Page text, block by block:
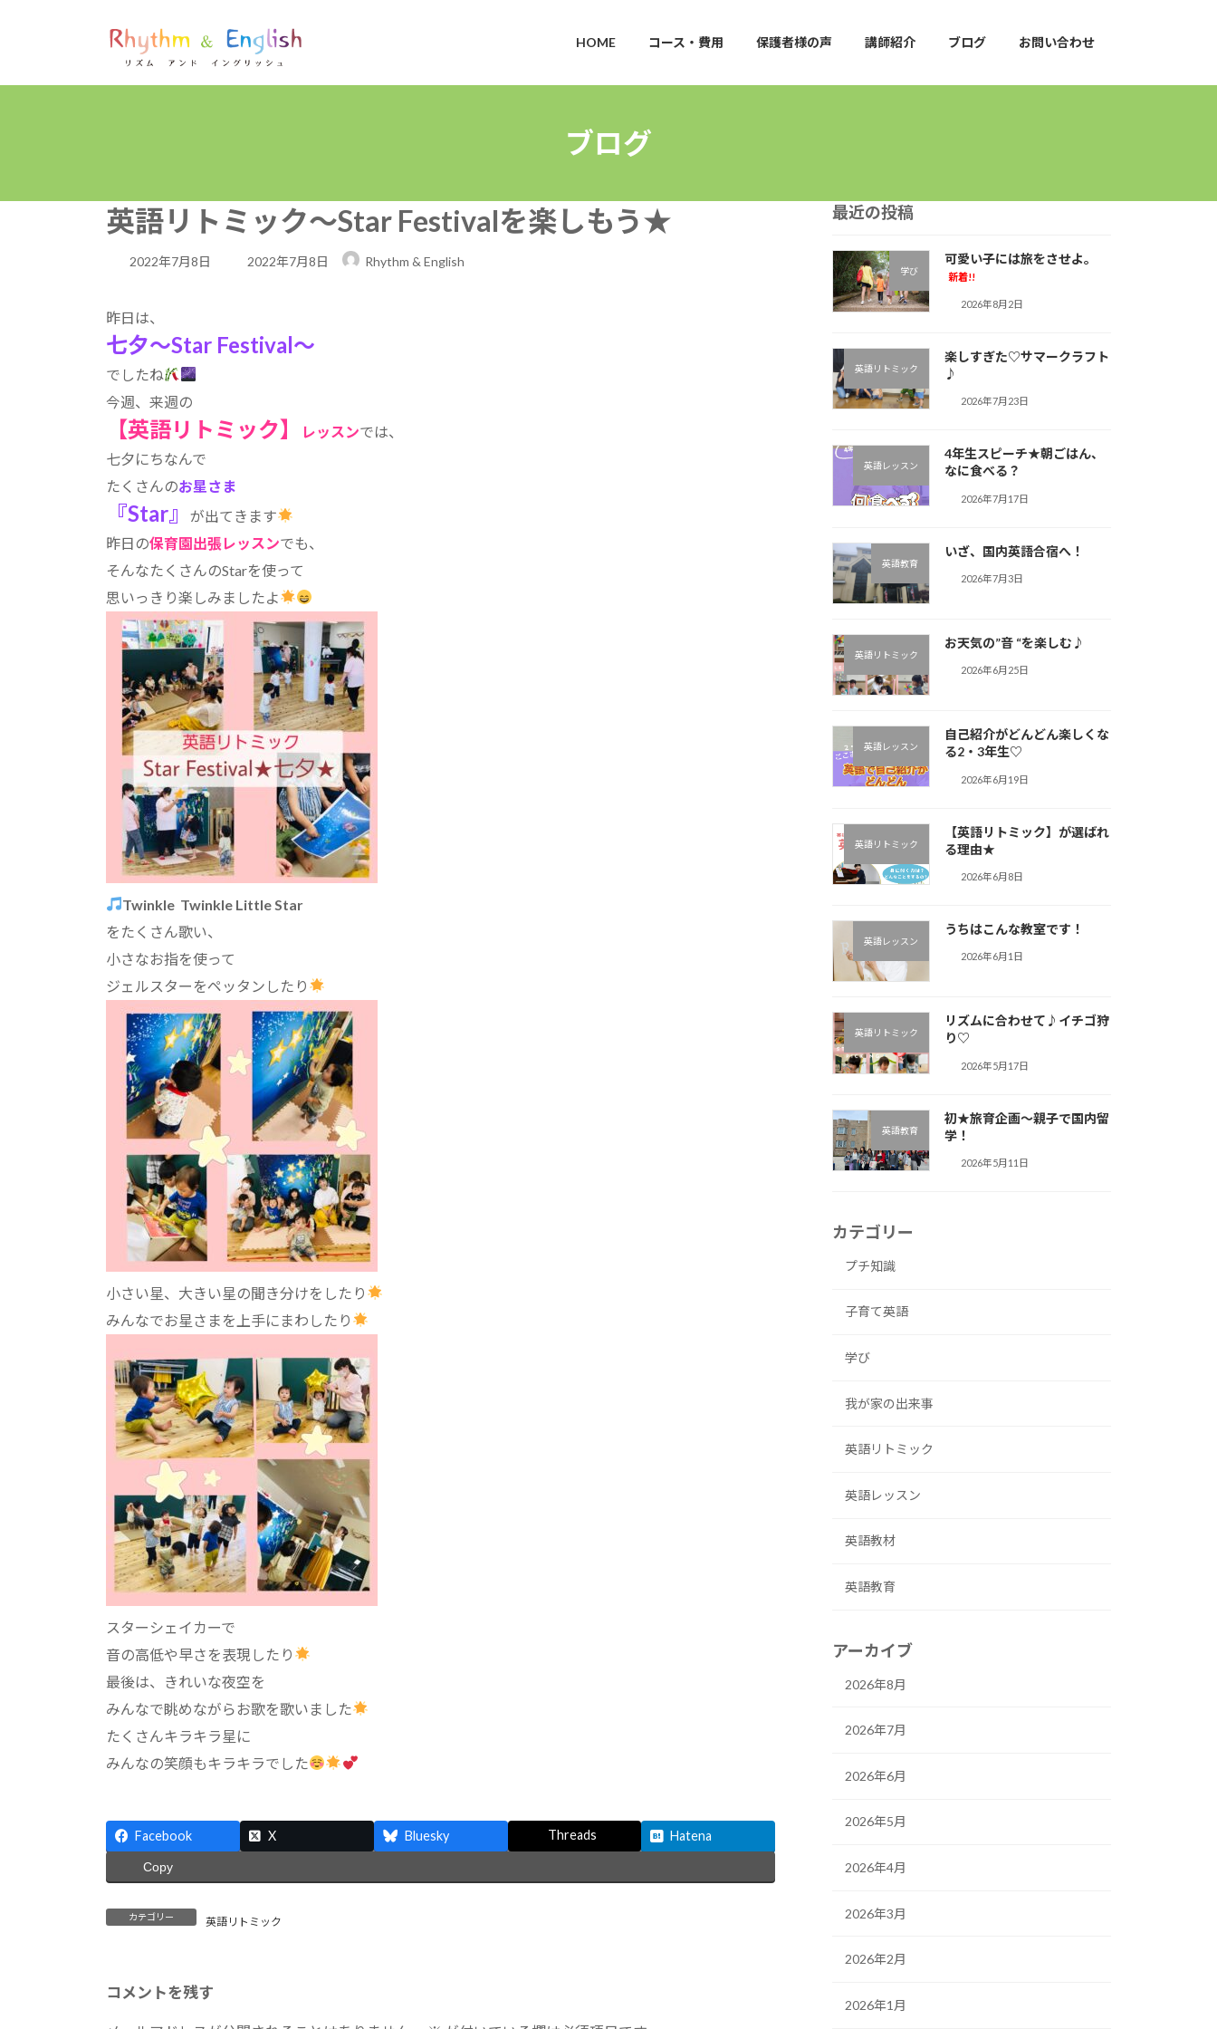
プ
動
HOME コース・費用 保護者様の声 講師紹介 ブログ お問い合わせ
ブログ
英語リトミック～Star Festivalを楽しもう★
2022年7月8日
最
新
:
2022年7月8日 Rhythm & English
昨日は、
七夕～Star Festival～
でしたね
今週、来週の
【英語リトミック】 レッスンでは、
七夕にちなんで
たくさんのお星さま
『Star』
が出てきます
昨日の保育園出張レッスンでも、
そんなたくさんのStarを使って
思いっきり楽しみましたよ
Twinkle Twinkle Little Star
をたくさん歌い、
小さなお指を使って
ジェルスターをペッタンしたり
小さい星、大きい星の聞き分けをしたり
みんなでお星さまを上手にまわしたり
スターシェイカーで
音の高低や早さを表現したり
最後は、きれいな夜空を
みんなで眺めながらお歌を歌いました
たくさんキラキラ星に
みんなの笑顔もキラキラでした
Facebook X Bluesky Threads Hatena
Copy
カテゴリー 英語リトミック
コメントを残す
最近の投稿
学び
可愛い子には旅をさせよ。
新着!!
2026年8月2日
英語リトミック
楽しすぎた♡サマークラフト
♪︎
2026年7月23日
英語レッスン
4年生スピーチ★朝ごはん、
なに食べる？
2026年7月17日
英語教育
いざ、国内英語合宿へ！
2026年7月3日
英語リトミック
お天気の”音 “を楽しむ♪︎
2026年6月25日
英語レッスン
自己紹介がどんどん楽しくな
る2・3年生♡
2026年6月19日
英語リトミック
【英語リトミック】が選ばれ
る理由★
2026年6月8日
英語レッスン
うちはこんな教室です！
2026年6月1日
英語リトミック
リズムに合わせて♪︎イチゴ狩
り♡
2026年5月17日
英語教育
初★旅育企画～親子で国内留
学！
2026年5月11日
カテゴリー
プチ知識
子育て英語
学び
我が家の出来事
英語リトミック
英語レッスン
英語教材
英語教育
アーカイブ
2026年8月
2026年7月
2026年6月
2026年5月
2026年4月
2026年3月
2026年2月
2026年1月